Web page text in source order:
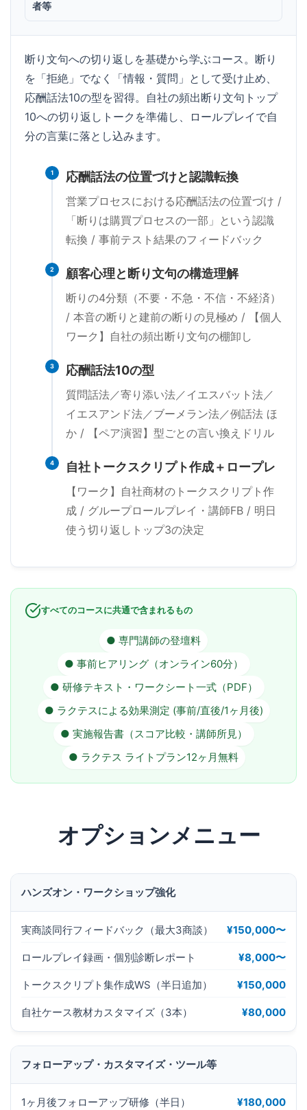
者等
断り文句への切り返しを基礎から学ぶコース。断り
を「拒絶」でなく「情報・質問」として受け止め、
応酬話法10の型を習得。自社の頻出断り文句トップ
10への切り返しトークを準備し、ロールプレイで自
分の言葉に落とし込みます。
1 応酬話法の位置づけと認識転換
営業プロセスにおける応酬話法の位置づけ /
「断りは購買プロセスの一部」という認識
転換 / 事前テスト結果のフィードバック
2 顧客心理と断り文句の構造理解
断りの4分類（不要・不急・不信・不経済）
/ 本音の断りと建前の断りの見極め / 【個人
ワーク】自社の頻出断り文句の棚卸し
3 応酬話法10の型
質問話法／寄り添い法／イエスバット法／
イエスアンド法／ブーメラン法／例話法 ほ
か / 【ペア演習】型ごとの言い換えドリル
4 自社トークスクリプト作成＋ロープレ
【ワーク】自社商材のトークスクリプト作
成 / グループロールプレイ・講師FB / 明日
使う切り返しトップ3の決定
すべてのコースに共通で含まれるもの
● 専門講師の登壇料
● 事前ヒアリング（オンライン60分）
● 研修テキスト・ワークシート一式（PDF）
● ラクテスによる効果測定 (事前/直後/1ヶ月後)
● 実施報告書（スコア比較・講師所見）
● ラクテス ライトプラン12ヶ月無料
オプションメニュー
ハンズオン・ワークショップ強化
実商談同行フィードバック（最大3商談） ¥150,000〜
ロールプレイ録画・個別診断レポート ¥8,000〜
トークスクリプト集作成WS（半日追加） ¥150,000
自社ケース教材カスタマイズ（3本） ¥80,000
フォローアップ・カスタマイズ・ツール等
1ヶ月後フォローアップ研修（半日） ¥180,000